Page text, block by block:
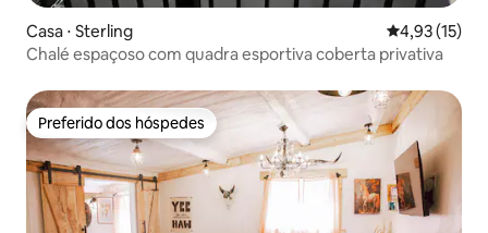
Casa ⋅ Sterling 4,93 de uma
4,93 (15)
Chalé espaçoso com quadra esportiva coberta privativa
Preferido dos hóspedes
Preferido dos hóspedes